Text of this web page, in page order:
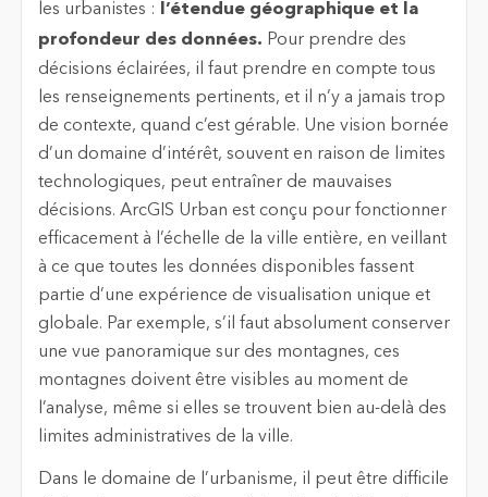
les urbanistes :
l’étendue géographique et la
profondeur des données. Pour prendre des
décisions éclairées, il faut prendre en compte tous
les renseignements pertinents, et il n’y a jamais trop
de contexte, quand c’est gérable. Une vision bornée
d’un domaine d’intérêt, souvent en raison de limites
technologiques, peut entraîner de mauvaises
décisions. ArcGIS Urban est conçu pour fonctionner
efficacement à l’échelle de la ville entière, en veillant
à ce que toutes les données disponibles fassent
partie d’une expérience de visualisation unique et
globale. Par exemple, s’il faut absolument conserver
une vue panoramique sur des montagnes, ces
montagnes doivent être visibles au moment de
l’analyse, même si elles se trouvent bien au-delà des
limites administratives de la ville.
Dans le domaine de l’urbanisme, il peut être difficile